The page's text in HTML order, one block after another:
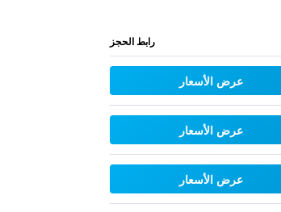
رابط الحجز
عرض الأسعار
عرض الأسعار
عرض الأسعار